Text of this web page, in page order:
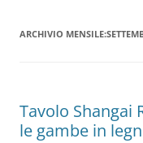
ARCHIVIO MENSILE:
Tavolo Shangai
le gambe in